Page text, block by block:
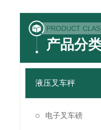
PRODUCT
产品分
液压叉车秤
电子叉车磅